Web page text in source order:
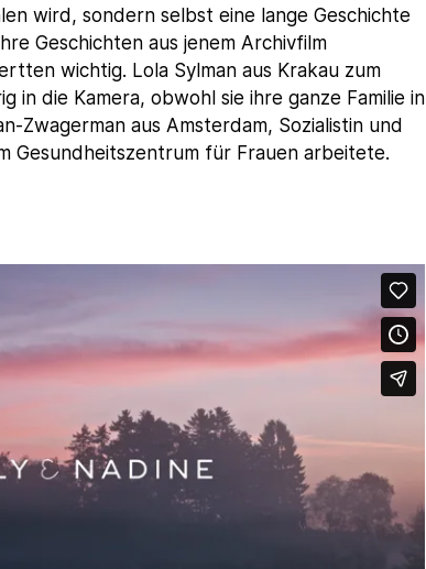
wird, sondern selbst eine lange Geschichte
Geschichten aus jenem Archivfilm
wichtig. Lola Sylman aus Krakau zum
in die Kamera, obwohl sie ihre ganze Familie in
Zwagerman aus Amsterdam, Sozialistin und
Gesundheitszentrum für Frauen arbeitete.